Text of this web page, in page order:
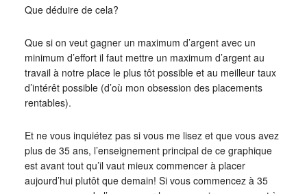
Que déduire de cela?
Que si on veut gagner un maximum d’argent avec un
minimum d’effort il faut mettre un maximum d’argent au
travail à notre place le plus tôt possible et au meilleur taux
d’intérêt possible (d’où mon obsession des placements
rentables).
Et ne vous inquiétez pas si vous me lisez et que vous avez
plus de 35 ans, l’enseignement principal de ce graphique
est avant tout qu’il vaut mieux commencer à placer
aujourd’hui plutôt que demain! Si vous commencez à 35